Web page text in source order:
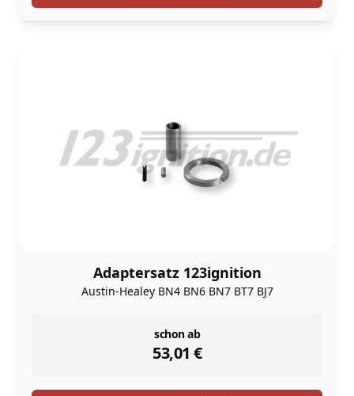
Adaptersatz 123ignition
Austin-Healey BN4 BN6 BN7 BT7 BJ7
schon ab
53,01 €
instock